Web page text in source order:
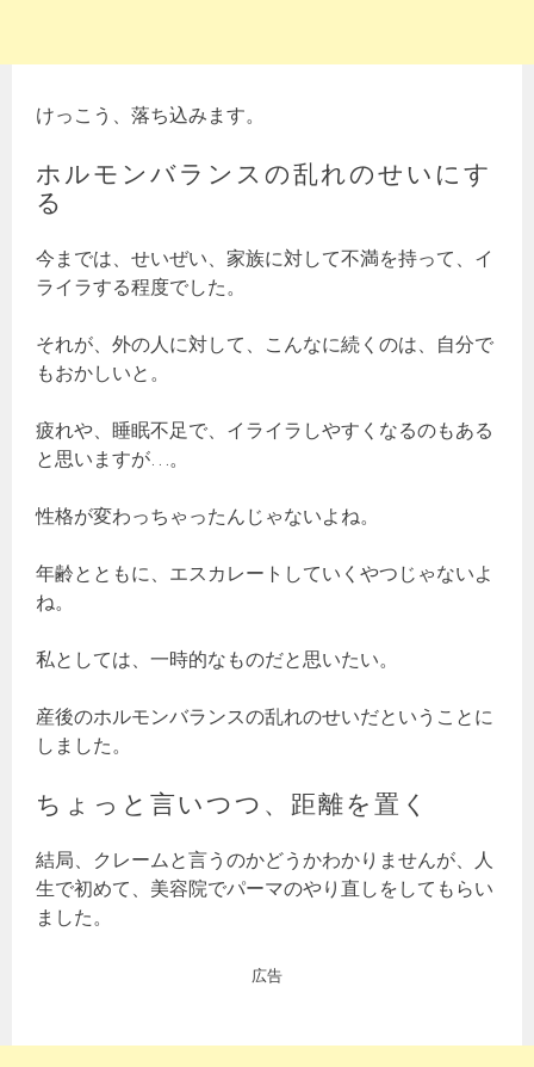
けっこう、落ち込みます。
ホルモンバランスの乱れのせいにす
る
今までは、せいぜい、家族に対して不満を持って、イ
ライラする程度でした。
それが、外の人に対して、こんなに続くのは、自分で
もおかしいと。
疲れや、睡眠不足で、イライラしやすくなるのもある
と思いますが…。
性格が変わっちゃったんじゃないよね。
年齢とともに、エスカレートしていくやつじゃないよ
ね。
私としては、一時的なものだと思いたい。
産後のホルモンバランスの乱れのせいだということに
しました。
ちょっと言いつつ、距離を置く
結局、クレームと言うのかどうかわかりませんが、人
生で初めて、美容院でパーマのやり直しをしてもらい
ました。
広告